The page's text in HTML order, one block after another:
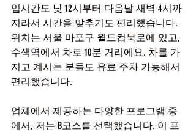
업시간도 낮 12시부터 다음날 새벽 4시까
지라서 시간을 맞추기도 편리했습니다.
위치는 서울 마포구 월드컵북로에 있고,
수색역에서 차로 10분 거리에요. 차를 가
지고 계시는 분들도 유료 주차 가능해서
편리했습니다.
업체에서 제공하는 다양한 프로그램 중
에서, 저는 B코스를 선택했습니다. 이 프